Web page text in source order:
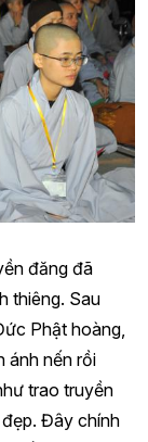
đăng đã
thiêng. Sau
Phật hoàng,
ánh nến rồi
trao truyền
Đây chính